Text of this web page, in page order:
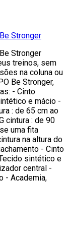
Stronger
Stronger
treinos, sem
na coluna ou
Be Stronger,
- Cinto
e mácio -
: de 65 cm ao
cintura : de 90
uma fita
na altura do
- Cinto
sintético e
central -
- Academia,